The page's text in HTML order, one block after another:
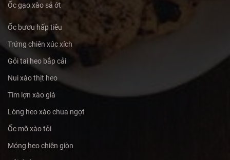
Ốc gạo xào sả ớt
Ốc bươu hấp tiêu
Trứng chiên xúc xích
Gỏi tai heo bắp cải
Nui xào thịt heo
Tim lợn xào giá
Lòng heo xào chua ngọt
Ốc mỡ xào tỏi
Móng heo chiên giòn